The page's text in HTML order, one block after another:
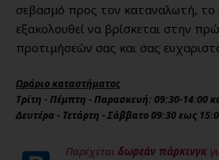
σεβασμό προς τον καταναλωτή, το
εξακολουθεί να βρίσκεται στην
προτιμήσεών σας και σας
Ωράριο καταστήματος
Τρίτη - Πέμπτη - Παρασκευή: 09:30-14:00
Δευτέρα - Τετάρτη - Σάββατο 09:30 εως
Παρέχεται δωρεάν πάρκινγκ